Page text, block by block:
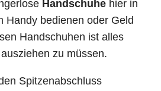
Handschuhe hier in
Handy bedienen oder Geld
Handschuhen ist alles
zu müssen.
Spitzenabschluss